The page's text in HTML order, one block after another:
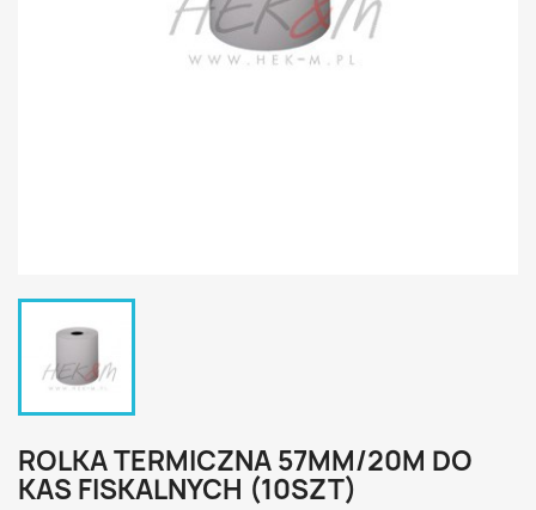
ROLKA TERMICZNA 57MM/20M DO
KAS FISKALNYCH (10SZT)